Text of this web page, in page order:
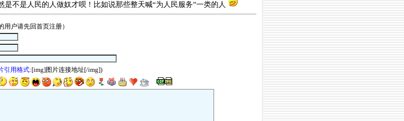
是人民的人做奴才呗！比如说那些整天喊“为人民服务”一类的人
用户请先回首页注册）
引用格式:[img]图片连接地址[/img])